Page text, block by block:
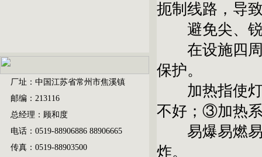
厂址：中国江苏省常州市焦溪镇
邮编：213116
总经理：顾和度
电话：0519-88906886 88906665
传真：0519-88903500
扼制线路，导
避免尖、锐
在设施四周
保护。
加热指使灯
不好；③加热
易爆易燃易
炸。